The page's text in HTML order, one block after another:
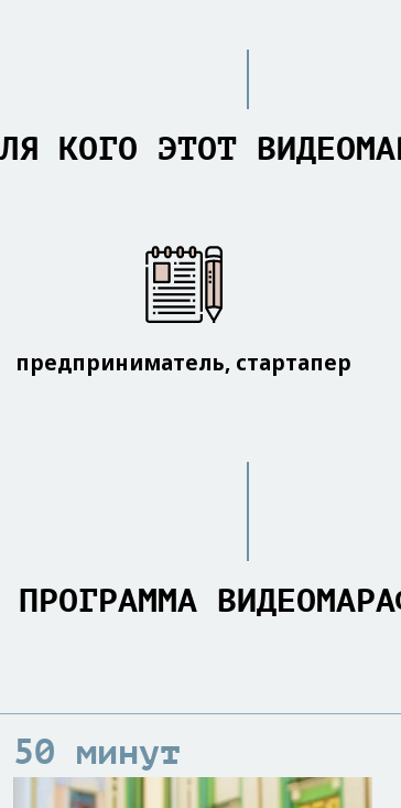
КОГО ЭТОТ
предприниматель, стартапер
ПРОГРАММА
50 минут